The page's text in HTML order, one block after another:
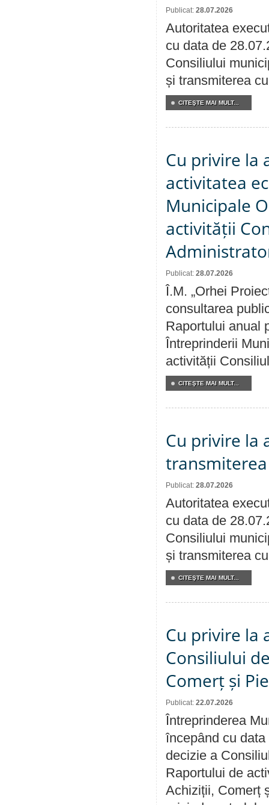
Publicat: 28.07.2026
Autoritatea
cu data de
Consiliului
și transmiterea
CITEŞTE MAI MULT...
Cu privire la
activitatea
Municipale
activității
Publicat: 28.07.2026
Î.M. „Orhei
consultarea
Raportului anual
Întreprinderii
activității
CITEŞTE MAI MULT...
Cu privire la
Publicat: 28.07.2026
Autoritatea
cu data de
Consiliului
și transmiterea
CITEŞTE MAI MULT...
Cu privire la
Consiliului
Comerț și
Publicat: 22.07.2026
Întreprinderea
începând cu
decizie a
Raportului de
Achiziții, Comerț